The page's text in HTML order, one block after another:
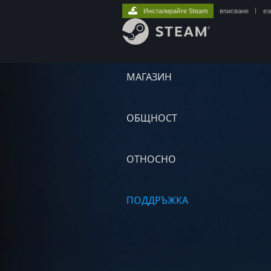
МАГАЗИН
ОБЩНОСТ
ОТНОСНО
ПОДДРЪЖКА
Инсталирайте Steam вписване